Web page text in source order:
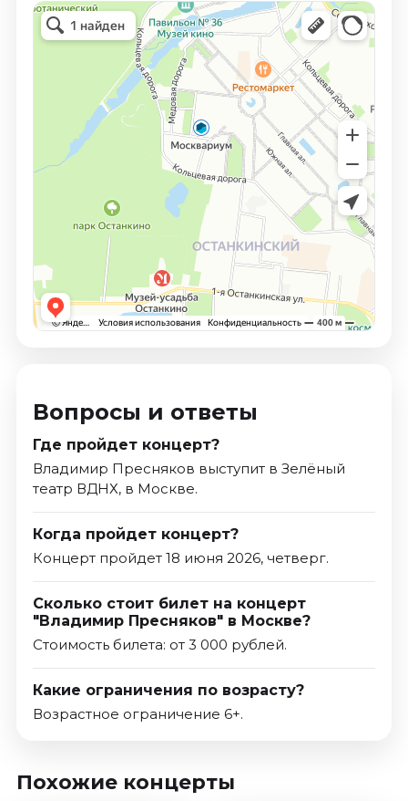
Вопросы и ответы
Где пройдет концерт?
Владимир Пресняков выступит в Зелёный
театр ВДНХ, в Москве.
Когда пройдет концерт?
Концерт пройдет 18 июня 2026, четверг.
Сколько стоит билет на концерт
"Владимир Пресняков" в Москве?
Стоимость билета: от 3 000 рублей.
Какие ограничения по возрасту?
Возрастное ограничение 6+.
Похожие концерты